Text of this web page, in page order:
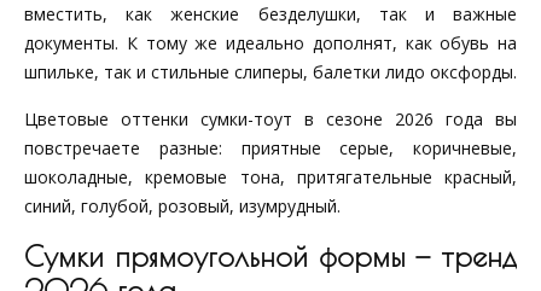
вместить, как женские безделушки, так и важные
документы. К тому же идеально дополнят, как обувь на
шпильке, так и стильные слиперы, балетки лидо оксфорды.
Цветовые оттенки сумки-тоут в сезоне 2026 года вы
повстречаете разные: приятные серые, коричневые,
шоколадные, кремовые тона, притягательные красный,
синий, голубой, розовый, изумрудный.
Сумки прямоугольной формы — тренд